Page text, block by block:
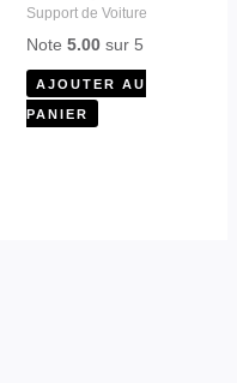
Support de Voiture
Note 5.00sur 5
AJOUTER AU
PANIER